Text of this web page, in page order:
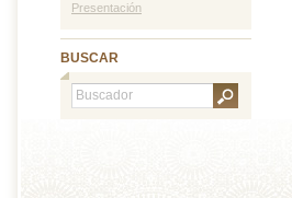
Presentación
BUSCAR